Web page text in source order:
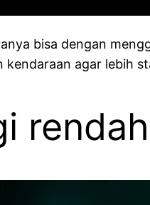
bisa dengan
kendaraan agar lebih
rendah